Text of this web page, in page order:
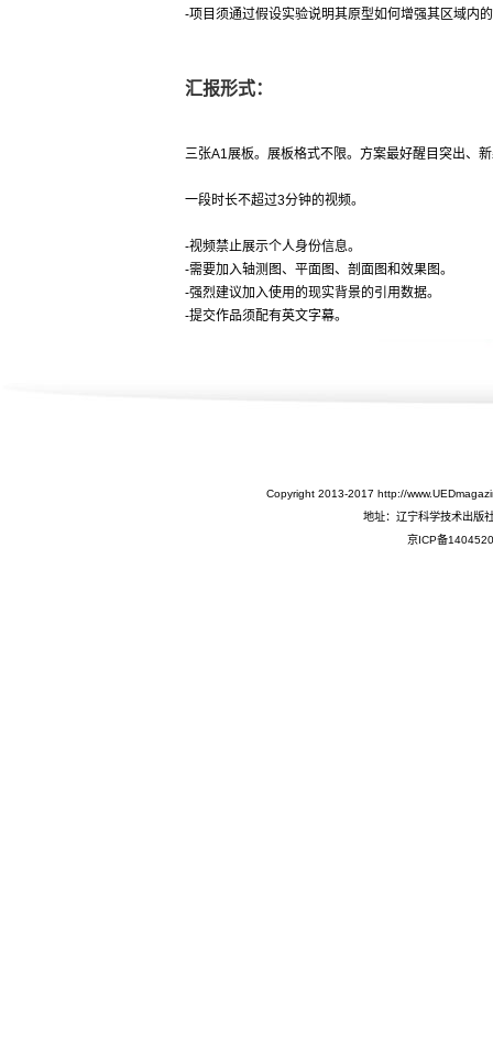
-项目须通过假设实验说明其原型如何增强其区域内
汇报形式：
三张A1展板。展板格式不限。方案最好醒目突出、
一段时长不超过3分钟的视频。
-视频禁止展示个人身份信息。
-需要加入轴测图、平面图、剖面图和效果图。
-强烈建议加入使用的现实背景的引用数据。
-提交作品须配有英文字幕。
Copyright 2013-2017 http://
地址：辽宁科学技术出版
京ICP备